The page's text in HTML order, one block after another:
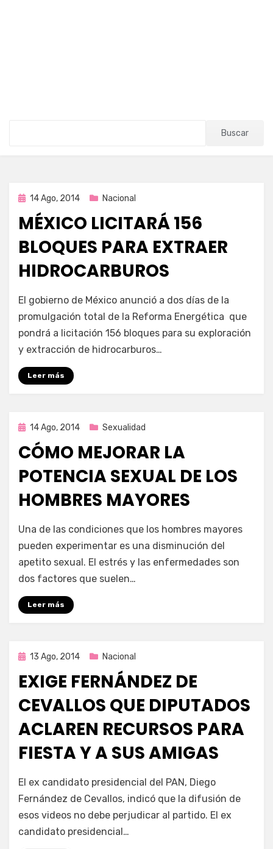
Buscar
Publicada
14 Ago, 2014 Nacional
MÉXICO LICITARÁ 156
BLOQUES PARA EXTRAER
HIDROCARBUROS
por Enrique
El gobierno de México anunció a dos días de la
promulgación total de la Reforma Energética que
pondrá a licitación 156 bloques para su exploración
y extracción de hidrocarburos…
Leer más
Publicada
14 Ago, 2014 Sexualidad
CÓMO MEJORAR LA
POTENCIA SEXUAL DE LOS
HOMBRES MAYORES
por Enrique
Una de las condiciones que los hombres mayores
pueden experimentar es una disminución del
apetito sexual. El estrés y las enfermedades son
dos factores que suelen…
Leer más
Publicada
13 Ago, 2014 Nacional
EXIGE FERNÁNDEZ DE
CEVALLOS QUE DIPUTADOS
ACLAREN RECURSOS PARA
FIESTA Y A SUS AMIGAS
Enrique
El ex candidato presidencial del PAN, Diego
Fernández de Cevallos, indicó que la difusión de
esos videos no debe perjudicar al partido. El ex
candidato presidencial…